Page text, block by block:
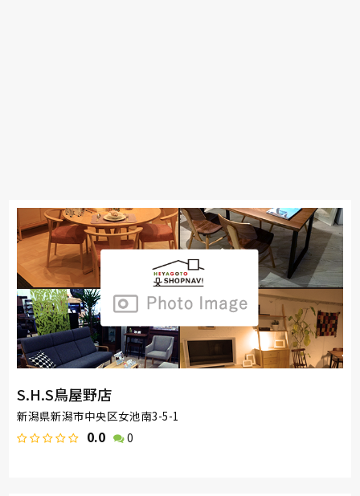
S.H.S鳥屋野店
新潟県新潟市中央区女池南3-5-1
0.0 0